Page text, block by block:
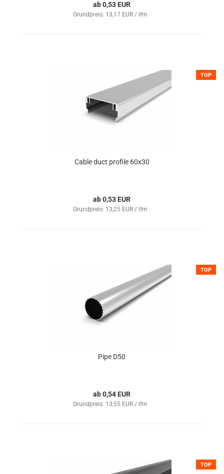
ab 0,53 EUR
Grundpreis: 13,17 EUR / lfm
TOP
Cable duct profile 60x30
ab 0,53 EUR
Grundpreis: 13,25 EUR / lfm
TOP
Pipe D50
ab 0,54 EUR
Grundpreis: 13,55 EUR / lfm
TOP